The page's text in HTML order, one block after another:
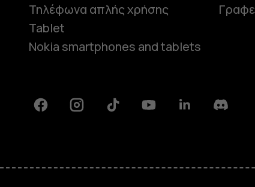
Τηλέφωνα απλής χρήσης
Tablet
Nokia smartphones and tablets
FacebookInstagramTiktok YoutubeLinkedinDiscord